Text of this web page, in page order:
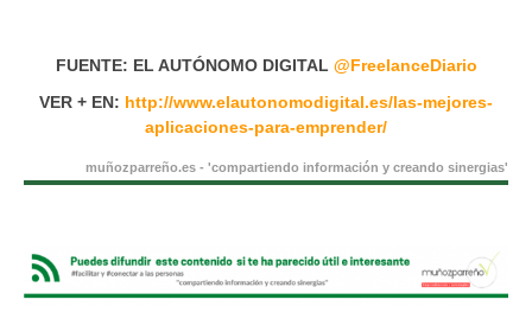
FUENTE: EL AUTÓNOMO DIGITAL @FreelanceDiario
VER + EN: http://www.elautonomodigital.es/las-mejores-
aplicaciones-para-emprender/
muñozparreño.es - 'compartiendo información y creando sinergias'